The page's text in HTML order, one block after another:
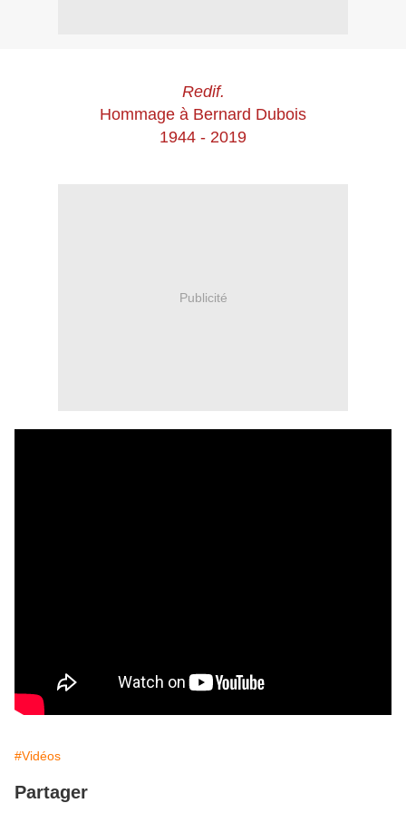
Redif.
Hommage à Bernard Dubois
1944 - 2019
Publicité
#Vidéos
Partager